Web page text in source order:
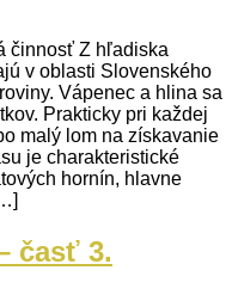
činnosť Z hľadiska
v oblasti Slovenského
Vápenec a hlina sa
Prakticky pri každej
malý lom na získavanie
je charakteristické
hornín, hlavne
časť 3.